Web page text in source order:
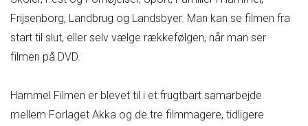
Frijsenborg, Landbrug og Landsbyer. Man kan se filmen fra
start til slut, eller selv vælge rækkefølgen, når man ser
filmen på DVD.
Hammel Filmen er blevet til i et frugtbart samarbejde
mellem Forlaget Akka og de tre filmmagere, tidligere